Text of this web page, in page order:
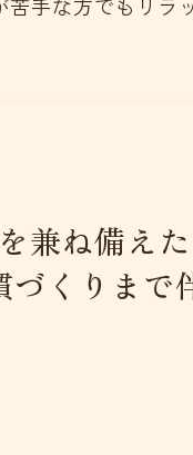
兼ね備えた
づくりまで